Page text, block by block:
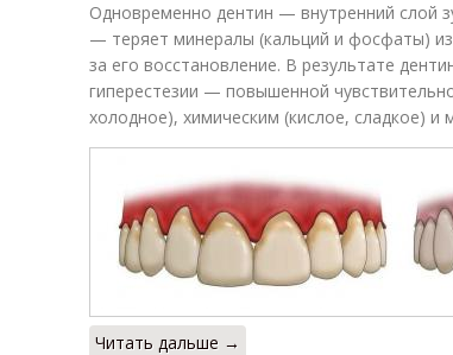
Одновременно дентин — внутренний слой
— теряет минералы (кальций и фосфаты)
за его восстановление. В результате
гиперестезии — повышенной
холодное), химическим (кислое, сладкое) и
Читать дальше →